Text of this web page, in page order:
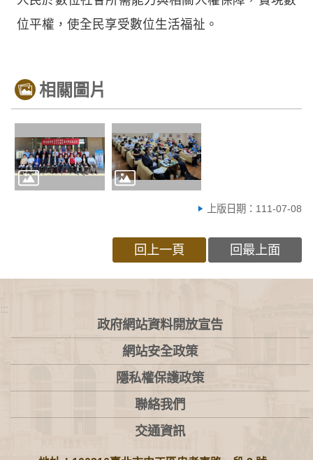
位平權，使全民享受數位生活福祉。
相關圖片
上版日期：111-07-08
回上一頁 回最上面
:::
政府網站資料開放宣告
網站安全政策
隱私權保護政策
聯絡我們
交通資訊